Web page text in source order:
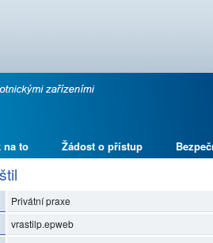
na to Žádost o přístup
Privátní praxe
vrastilp.epweb